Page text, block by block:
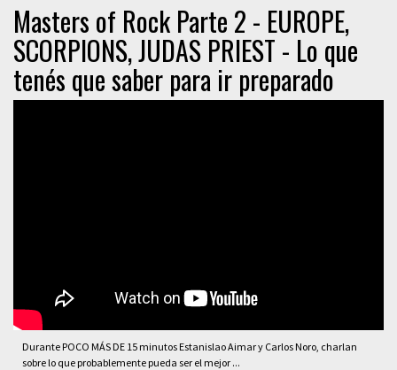
Masters of Rock Parte 2 - EUROPE,
SCORPIONS, JUDAS PRIEST - Lo que
tenés que saber para ir preparado
Durante POCO MÁS DE 15 minutos Estanislao Aimar y Carlos Noro, charlan
sobre lo que probablemente pueda ser el mejor ...